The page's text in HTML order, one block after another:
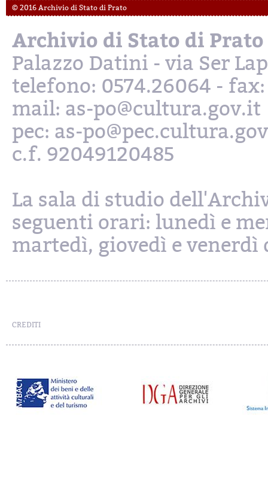
© 2016 Archivio di Stato di Prato
Archivio di Stato di Prato
Palazzo Datini - via Ser
telefono: 0574.26064 - fax:
mail: as-po@cultura.gov.it
pec: as-
c.f. 92049120485
La sala di studio
seguenti orari: lunedì e
martedì, giovedì e venerdì
CREDITI